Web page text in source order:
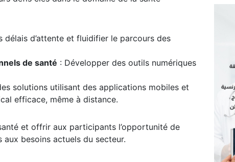
délais d’attente et fluidifier le parcours des
de santé : Développer des outils numériques
solutions utilisant des applications mobiles et
efficace, même à distance.
et offrir aux participants l’opportunité de
besoins actuels du secteur.